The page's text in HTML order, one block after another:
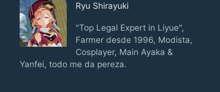
Ryu Shirayuki
"Top Legal Expert in Liyue",
Farmer desde 1996, Modista,
Cosplayer, Main Ayaka &
Yanfei, todo me da pereza.